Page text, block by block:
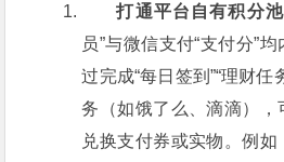
打通平台自有积分池
员”与微信支付“支付分”
过完成“每日签到”“理财任
务（如饿了么、滴滴），
兑换支付券或实物。例